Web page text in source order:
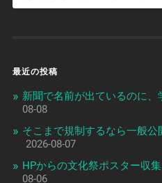
最近の投稿
新聞で名前が出ているのに
08-08
そこまで規制するなら一般
2026-08-07
HPからの文化祭ポスター収
08-06